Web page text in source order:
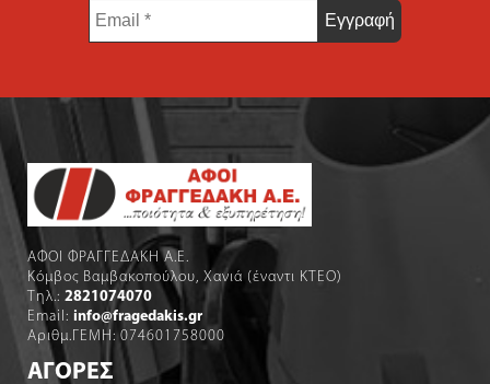
Email
ΑΦΟΙ ΦΡΑΓΓΕΔΑΚΗ Α.Ε.
Κόμβος Βαμβακοπούλου, Χανιά (έναντι ΚΤΕΟ)
Τηλ.: 2821074070
Email: info@fragedakis.gr
Αριθμ.ΓΕΜΗ: 074601758000
ΑΓΟΡΕΣ